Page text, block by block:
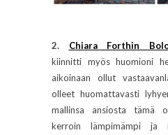
2.
Chiara Forthin
kiinnitti myös huomioni
aikoinaan ollut
olleet huomattavasti
mallinsa ansiosta tämä
kerroin lämpimämpi ja